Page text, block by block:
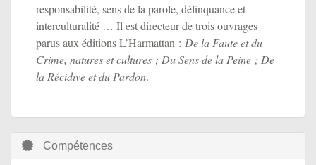
responsabilité, sens de la parole, délinquance et
interculturalité … Il est directeur de trois ouvrages
parus aux éditions L’Harmattan : De la Faute et du
Crime, natures et cultures ; Du Sens de la Peine ; De
la Récidive et du Pardon.
Compétences